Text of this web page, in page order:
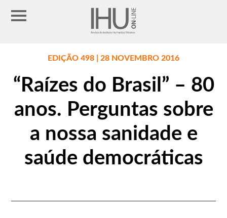
EDIÇÃO 498 | 28 NOVEMBRO 2016
“Raízes do Brasil” – 80
anos. Perguntas sobre
a nossa sanidade e
saúde democráticas